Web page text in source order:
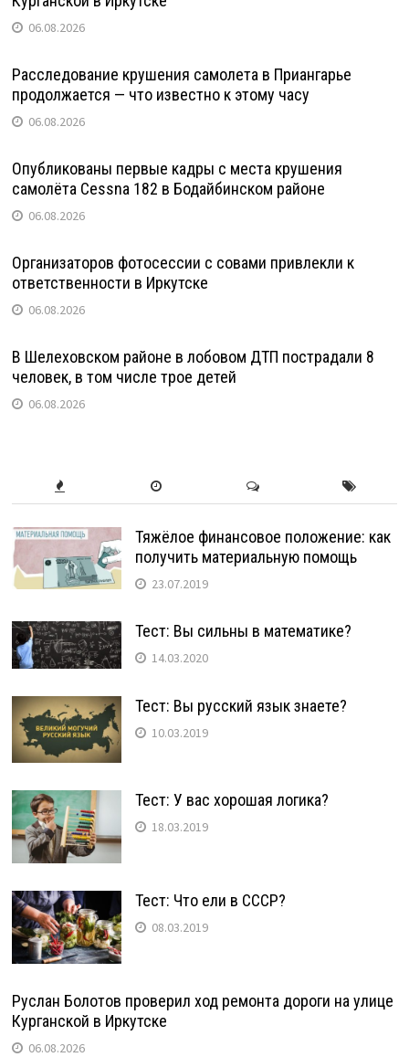
06.08.2026
Расследование крушения самолета в Приангарье
продолжается — что известно к этому часу
06.08.2026
Опубликованы первые кадры с места крушения
самолёта Cessna 182 в Бодайбинском районе
06.08.2026
Организаторов фотосессии с совами привлекли к
ответственности в Иркутске
06.08.2026
В Шелеховском районе в лобовом ДТП пострадали 8
человек, в том числе трое детей
06.08.2026
Тяжёлое финансовое положение: как
получить материальную помощь
23.07.2019
Тест: Вы сильны в математике?
14.03.2020
Тест: Вы русский язык знаете?
10.03.2019
Тест: У вас хорошая логика?
18.03.2019
Тест: Что ели в СССР?
08.03.2019
Руслан Болотов проверил ход ремонта дороги на улице
Курганской в Иркутске
06.08.2026